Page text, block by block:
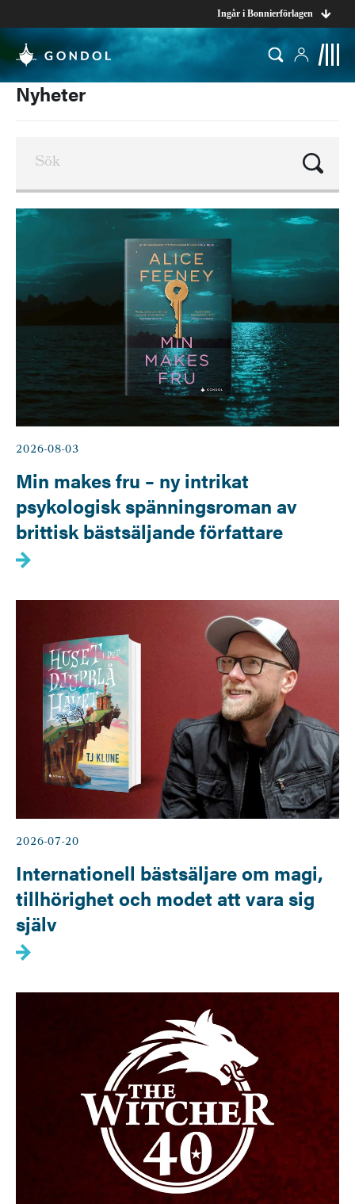
Ingår i Bonnierförlagen
Nyheter
2026-08-03
Min makes fru – ny intrikat
psykologisk spänningsroman av
brittisk bästsäljande författare
2026-07-20
Internationell bästsäljare om magi,
tillhörighet och modet att vara sig
själv